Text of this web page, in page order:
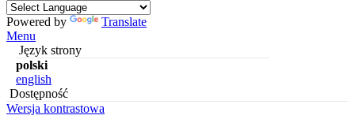
Powered by
Translate
Menu
Język strony
polski
english
Dostępność
Wersja kontrastowa